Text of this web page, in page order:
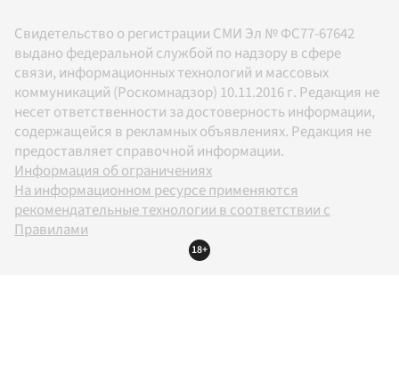
Свидетельство о регистрации СМИ Эл № ФС77-67642
выдано федеральной службой по надзору в сфере
связи, информационных технологий и массовых
коммуникаций (Роскомнадзор) 10.11.2016 г. Редакция не
несет ответственности за достоверность информации,
содержащейся в рекламных объявлениях. Редакция не
предоставляет справочной информации.
Информация об ограничениях
На информационном ресурсе применяются
рекомендательные технологии в соответствии с
Правилами
18+